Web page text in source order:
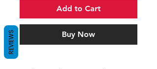
Add to Cart
Buy Now
REVIEWS